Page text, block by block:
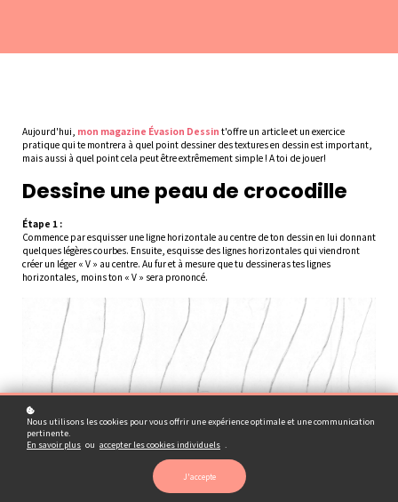
Aujourd'hui, mon magazine Évasion Dessin t'offre un article et un exercice
pratique qui te montrera à quel point dessiner des textures en dessin est important,
mais aussi à quel point cela peut être extrêmement simple ! A toi de jouer!
Dessine une peau de crocodille
Étape 1 :
Commence par esquisser une ligne horizontale au centre de ton dessin en lui donnant
quelques légères courbes. Ensuite, esquisse des lignes horizontales qui viendront
créer un léger « V » au centre. Au fur et à mesure que tu dessineras tes lignes
horizontales, moins ton « V » sera prononcé.
Nous utilisons les cookies pour vous offrir une expérience optimale et une communication
pertinente.
En savoir plus ou accepter les cookies individuels .
J'accepte